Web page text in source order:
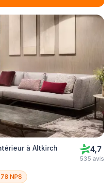
à Altkirch 4,7
535 avis
NPS